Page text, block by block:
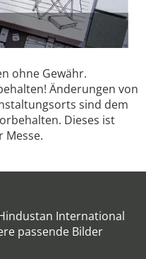
ohne Gewähr.
Änderungen von
sind dem
Dieses ist
Messe.
International
passende Bilder